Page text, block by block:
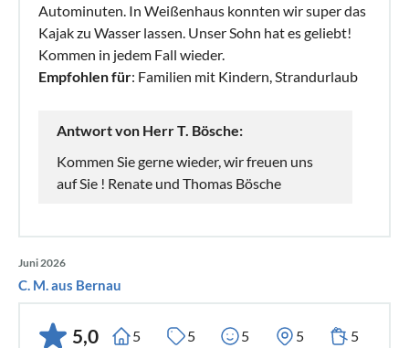
Autominuten. In Weißenhaus konnten wir super das
Kajak zu Wasser lassen. Unser Sohn hat es geliebt!
Kommen in jedem Fall wieder.
Empfohlen für: Familien mit Kindern, Strandurlaub
Antwort von Herr T. Bösche:
Kommen Sie gerne wieder, wir freuen uns
auf Sie ! Renate und Thomas Bösche
Juni 2026
C. M. aus Bernau
5,0 5 5 5 5 5